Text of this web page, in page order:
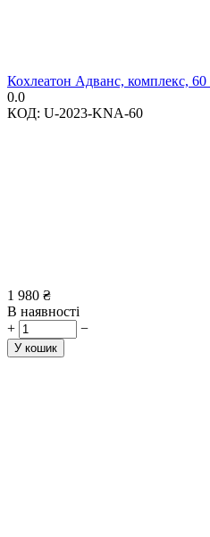
Кохлеатон Адванс, комплекс,
0.0
КОД: U-2023-KNA-60
1 980 ₴
В наявності
+
−
У кошик